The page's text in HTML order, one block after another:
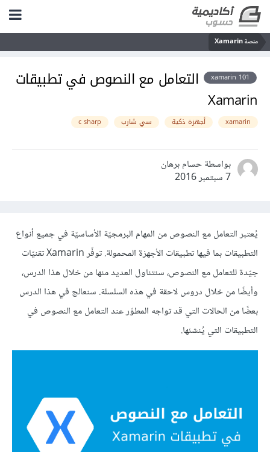
منصة Xamarin
xamarin 101
التعامل مع النصوص في تطبيقات
Xamarin
xamarin أجهزة ذكية سي شارب c sharp
بواسطة حسام برهان
7 سبتمبر 2016
يُعتبر التعامل مع النصوص من المهام البرمجيّة الأساسيّة في جميع أنواع
التطبيقات بما فيها تطبيقات الأجهزة المحمولة. توفّر Xamarin تقنيّات
جيّدة للتعامل مع النصوص، سنتناول العديد منها من خلال هذا الدرس،
وأيضًا من خلال دروس لاحقة في هذه السلسلة. سنعالج في هذا الدرس
بعضًا من الحالات التي قد تواجه المطوّر عند التعامل مع النصوص في
التطبيقات التي يُنشئها.